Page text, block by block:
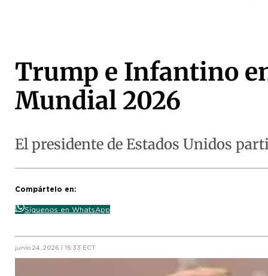
Trump e Infantino
Mundial 2026
El presidente de Estados Unidos
Compártelo en:
Síguenos en WhatsApp
junio 24, 2026 | 15:33 ECT